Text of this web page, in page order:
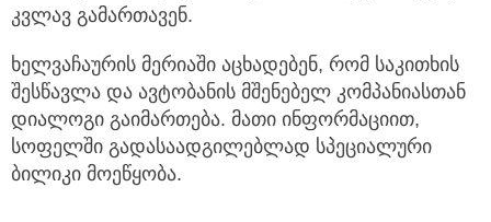
კვლავ გამართავენ.
ხელვაჩაურის მერიაში აცხადებენ, რომ საკითხის
შესწავლა და ავტობანის მშენებელ კომპანიასთან
დიალოგი გაიმართება. მათი ინფორმაციით,
სოფელში გადასაადგილებლად სპეციალური
ბილიკი მოეწყობა.